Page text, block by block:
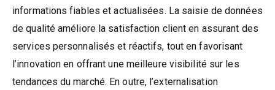
informations fiables et actualisées. La saisie de données
de qualité améliore la satisfaction client en assurant des
services personnalisés et réactifs, tout en favorisant
l’innovation en offrant une meilleure visibilité sur les
tendances du marché. En outre, l’externalisation